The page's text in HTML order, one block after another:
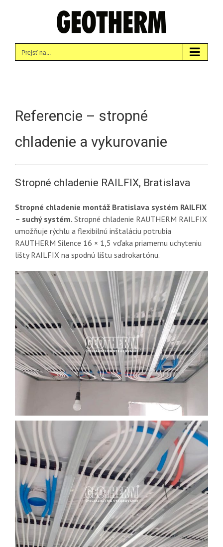
Prejsť na...
Referencie – stropné
chladenie a vykurovanie
Stropné chladenie RAILFIX, Bratislava
Stropné chladenie montáž Bratislava systém RAILFIX
– suchý systém. Stropné chladenie RAUTHERM RAILFIX
umožňuje rýchlu a flexibilnú inštaláciu potrubia
RAUTHERM Silence 16 × 1,5 vďaka priamemu uchyteniu
lišty RAILFIX na spodnú lištu sadrokartónu.